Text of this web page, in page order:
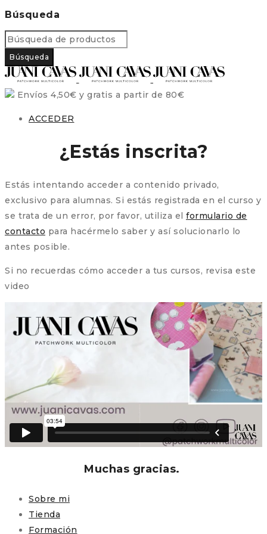
Búsqueda
Envíos 4,50€ y gratis a partir de 80€
ACCEDER
¿Estás inscrita?
Estás intentando acceder a contenido privado,
exclusivo para alumnas. Si estás registrada en el curso y
se trata de un error, por favor, utiliza el formulario de
contacto para hacérmelo saber y así solucionarlo lo
antes posible.
Si no recuerdas cómo acceder a tus cursos, revisa este
video
Muchas gracias.
Sobre mi
Tienda
Formación